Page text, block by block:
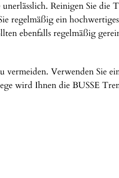
Reinigen Sie die
regelmäßig ein
ebenfalls regelmäßig
Verwenden Sie
wird Ihnen die BUSSE